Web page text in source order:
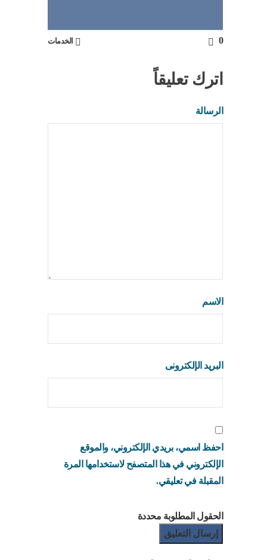
الخدمات 0
اترك تعليقاً
الرسالة
الاسم
البريد الإلكترونى
احفظ اسمي، بريدي الإلكتروني، والموقع
الإلكتروني في هذا المتصفح لاستخدامها المرة
المقبلة في تعليقي.
الحقول المطلوبة محددة